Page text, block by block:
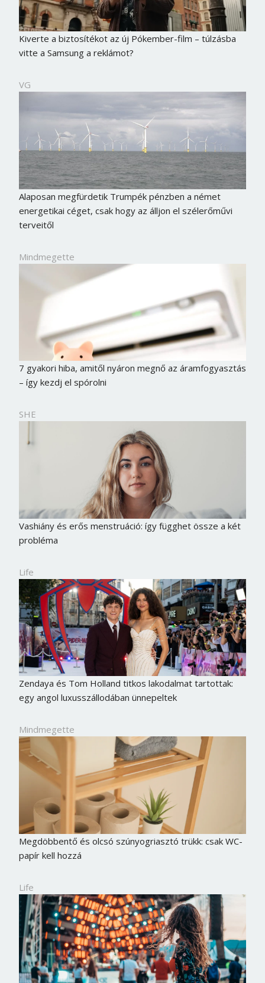
Kiverte a biztosítékot az új Pókember-film – túlzásba
vitte a Samsung a reklámot?
VG
Alaposan megfürdetik Trumpék pénzben a német
energetikai céget, csak hogy az álljon el szélerőművi
terveitől
Mindmegette
7 gyakori hiba, amitől nyáron megnő az áramfogyasztás
– így kezdj el spórolni
SHE
Vashiány és erős menstruáció: így függhet össze a két
probléma
Life
Zendaya és Tom Holland titkos lakodalmat tartottak:
egy angol luxusszállodában ünnepeltek
Mindmegette
Megdöbbentő és olcsó szúnyogriasztó trükk: csak WC-
papír kell hozzá
Life
Borsonline bejelentkezés
E-mail cím vagy felhasználónév